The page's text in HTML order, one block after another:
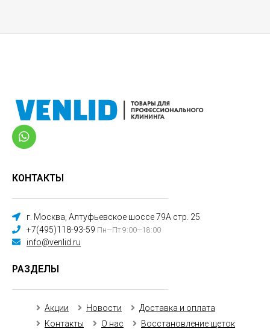
КОНТАКТЫ
г. Москва, Алтуфьевское шоссе 79А стр. 25
+7(495)118-93-59 Пн—Пт 9:00—18:00
info@venlid.ru
РАЗДЕЛЫ
Акции Новости
Доставка и оплата
Контакты
О нас
Восстановление щеток